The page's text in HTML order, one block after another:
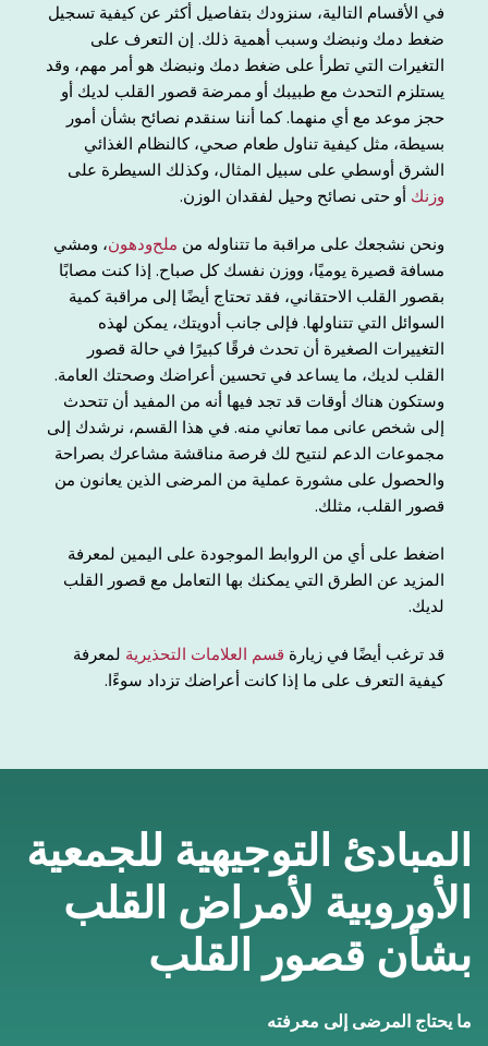
في الأقسام التالية، سنزودك بتفاصيل أكثر عن كيفية تسجيل
ضغط دمك ونبضك وسبب أهمية ذلك. إن التعرف على
التغيرات التي تطرأ على ضغط دمك ونبضك هو أمر مهم، وقد
يستلزم التحدث مع طبيبك أو ممرضة قصور القلب لديك أو
حجز موعد مع أي منهما. كما أننا سنقدم نصائح بشأن أمور
بسيطة، مثل كيفية تناول طعام صحي، كالنظام الغذائي
الشرق أوسطي على سبيل المثال، وكذلك السيطرة على
وزنك أو حتى نصائح وحيل لفقدان الوزن.
ونحن نشجعك على مراقبة ما تتناوله من ملحودهون، ومشي
مسافة قصيرة يوميًا، ووزن نفسك كل صباح. إذا كنت مصابًا
بقصور القلب الاحتقاني، فقد تحتاج أيضًا إلى مراقبة كمية
السوائل التي تتناولها. فإلى جانب أدويتك، يمكن لهذه
التغييرات الصغيرة أن تحدث فرقًا كبيرًا في حالة قصور
القلب لديك، ما يساعد في تحسين أعراضك وصحتك العامة.
وستكون هناك أوقات قد تجد فيها أنه من المفيد أن تتحدث
إلى شخص عانى مما تعاني منه. في هذا القسم، نرشدك إلى
مجموعات الدعم لنتيح لك فرصة مناقشة مشاعرك بصراحة
والحصول على مشورة عملية من المرضى الذين يعانون من
قصور القلب، مثلك.
اضغط على أي من الروابط الموجودة على اليمين لمعرفة
المزيد عن الطرق التي يمكنك بها التعامل مع قصور القلب
لديك.
قد ترغب أيضًا في زيارة قسم العلامات التحذيرية لمعرفة
كيفية التعرف على ما إذا كانت أعراضك تزداد سوءًا.
المبادئ التوجيهية للجمعية
الأوروبية لأمراض القلب
بشأن قصور القلب
ما يحتاج المرضى إلى معرفته